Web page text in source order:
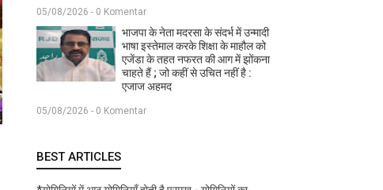
05/08/2026 - 0 Komentar
भाजपा के नेता मदरसा के संदर्भ में उन्मादी
भाषा इस्तेमाल करके शिक्षा के माहौल को
एजेंडा के तहत नफरत की आग में झोंकना
चाहते हैं ; जो कहीं से उचित नहीं है :
एजाज अहमद
05/08/2026 - 0 Komentar
BEST ARTICLES